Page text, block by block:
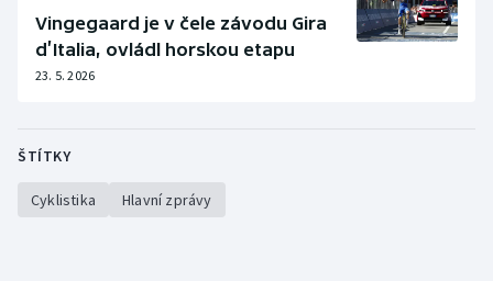
Vingegaard je v čele závodu Gira
d’Italia, ovládl horskou etapu
23. 5. 2026
ŠTÍTKY
Cyklistika Hlavní zprávy